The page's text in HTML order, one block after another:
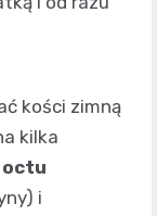
kości zimną
kilka
octu
i